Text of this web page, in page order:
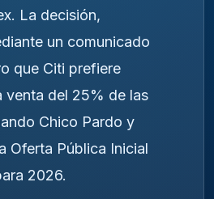
La decisión,
un comunicado
que Citi prefiere
venta del 25% de las
Chico Pardo y
Oferta Pública Inicial
2026.